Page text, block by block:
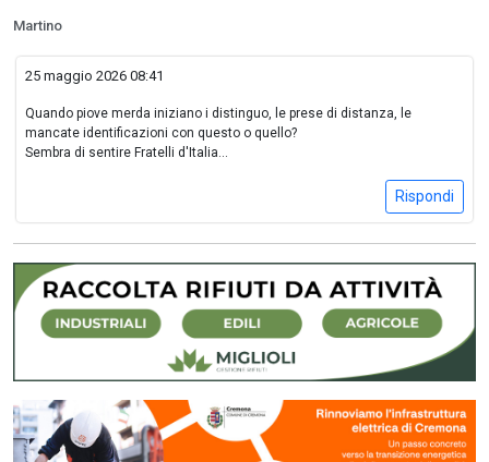
Martino
25 maggio 2026 08:41
Quando piove merda iniziano i distinguo, le prese di distanza, le
mancate identificazioni con questo o quello?
Sembra di sentire Fratelli d'Italia...
Rispondi